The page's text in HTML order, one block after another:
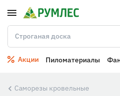
Акции Пиломатериалы
Саморезы кровельные